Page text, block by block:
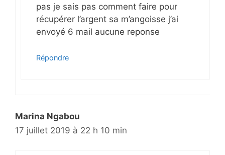
pas je sais pas comment faire pour
récupérer l’argent sa m’angoisse j’ai
envoyé 6 mail aucune reponse
Répondre
Marina Ngabou
17 juillet 2019 à 22 h 10 min